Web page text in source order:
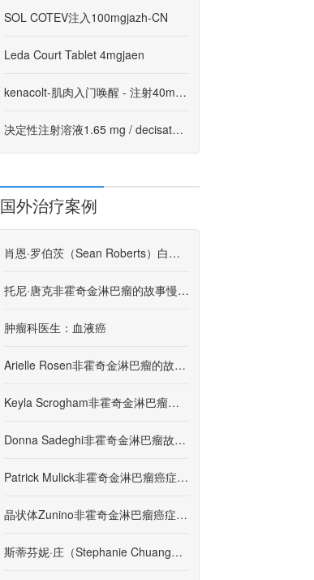
SOL COTEV注入100mgjazh-CN
Leda Court Tablet 4mgjaen
kenacolt-肌肉入门唤醒 - 注射40mg/1mljazh-CN
决定性注射溶液1.65 mg / decisate注入溶液3.3 mg / decisate注射溶液
国外治疗案例
肖恩·罗伯茨（Sean Roberts）白血病的故事-慢性淋巴细胞性白血病（CLL）
托尼·唐克非霍奇金淋巴瘤的故事慢性淋巴细胞性白血病（CLL / SLL）
肿瘤科医生：血液癌
Arielle Rosen非霍奇金淋巴瘤的故事原发性纵隔B细胞淋巴瘤
Keyla Scrogham非霍奇金淋巴瘤故事第1期纵隔
Donna Sadeghi非霍奇金淋巴瘤故事1-2期原发性纵隔
Patrick Mulick非霍奇金淋巴瘤癌症故事第2纵隔
晶状体Zunino非霍奇金淋巴瘤癌症故事第二阶段纵隔B细胞
斯蒂芬妮·庄（Stephanie Chuang）非霍奇金淋巴瘤的故事弥漫性大B细胞淋巴瘤，可能是原发性纵隔亚型，第3阶段